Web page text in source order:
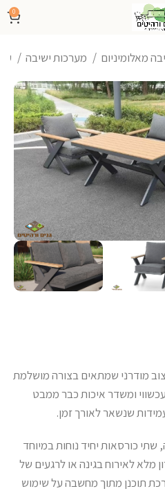
0
מודרני שמתאים בצורה מושלמת
ומשדר איכות כבר ממבט
שנשאר לאורך זמן.
כורסאות יחיד נוחות במיוחד
מלא לאירוח בגינה או לרגעים של
תוכנן מתוך מחשבה על שימוש